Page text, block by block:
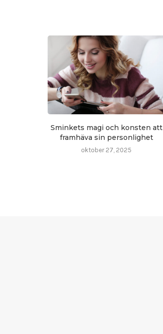
Sminkets magi och konsten att
framhäva sin personlighet
oktober 27, 2025